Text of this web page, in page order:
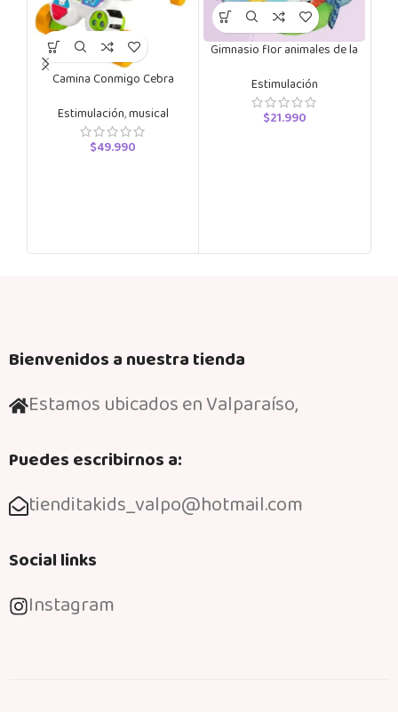
Camina Conmigo Cebra
Estimulación,musical
$49.990
Gimnasio flor animales de la
Estimulación
$21.990
Bienvenidos a nuestra tienda
Estamos ubicados en Valparaíso,
Puedes escribirnos a:
tienditakids_valpo@hotmail.com
Social links
Instagram